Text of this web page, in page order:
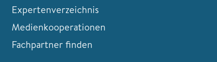
Expertenverzeichnis
Medienkooperationen
Fachpartner finden